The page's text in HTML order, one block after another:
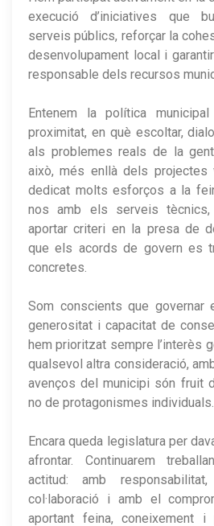
execució d’iniciatives que
serveis públics, reforçar la
desenvolupament local i
responsable dels recursos
Entenem la política
proximitat, en què escoltar,
als problemes reals de la
això, més enllà dels projectes
dedicat molts esforços a la
nos amb els serveis tècnics,
aportar criteri en la presa de
que els acords de govern es
concretes.
Som conscients que governar
generositat i capacitat de
hem prioritzat sempre l’interès
qualsevol altra consideració,
avenços del municipi són fruit
no de protagonismes individuals.
Encara queda legislatura per
afrontar. Continuarem
actitud: amb
col·laboració i amb el
aportant feina, coneixement